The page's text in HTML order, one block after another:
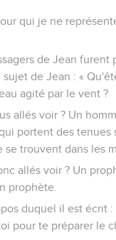
qui je ne
de Jean furent
sujet de Jean : «
agité par le vent ?
allés voir ? Un
portent des tenues
trouvent dans les
allés voir ? Un
prophète.
duquel il est écrit
pour te préparer le